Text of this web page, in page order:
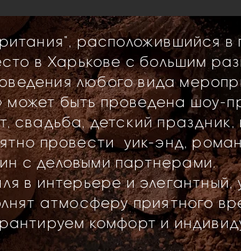
расположившийся в
в Харькове с большим
любого вида
быть проведена шоу-
свадьба, детский
провести уик-энд,
с деловыми партнерами.
в интерьере и
атмосферу приятного
комфорт и